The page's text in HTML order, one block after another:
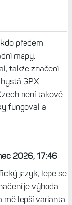
předem
mapy.
takže značení
GPX
není takové
fungoval a
2026, 17:46
jazyk, lépe se
je výhoda
mě lepší varianta